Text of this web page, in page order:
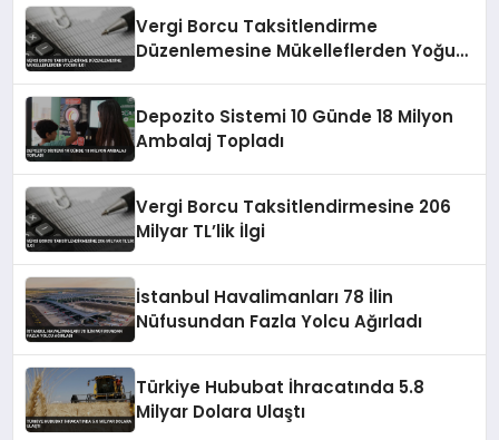
Vergi Borcu Taksitlendirme
Düzenlemesine Mükelleflerden Yoğun
Depozito Sistemi 10 Günde 18 Milyon
Ambalaj Topladı
Vergi Borcu Taksitlendirmesine 206
Milyar TL’lik İlgi
İstanbul Havalimanları 78 İlin
Nüfusundan Fazla Yolcu Ağırladı
Türkiye Hububat İhracatında 5.8
Milyar Dolara Ulaştı